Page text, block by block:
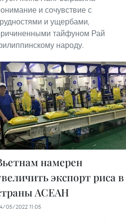
и сочувствие с
и ущербами,
тайфуном Рай
народу.
намерен
экспорт риса в
АСЕАН
05/2022 11:05